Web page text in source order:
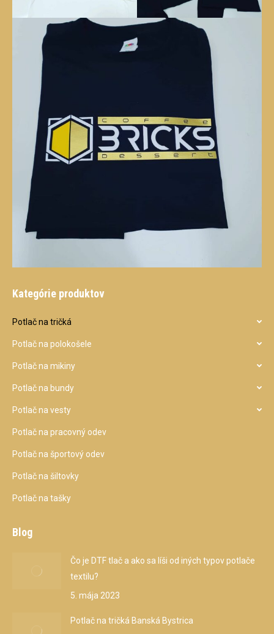
Kategórie produktov
Potlač na tričká
Potlač na polokošele
Potlač na mikiny
Potlač na bundy
Potlač na vesty
Potlač na pracovný odev
Potlač na športový odev
Potlač na šiltovky
Potlač na tašky
Blog
Čo je DTF tlač a ako sa líši od iných typov potlače
textilu?
5. mája 2023
Potlač na tričká Banská Bystrica